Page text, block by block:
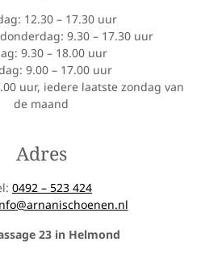
12.30 – 17.30 uur
9.30 – 17.30 uur
9.30 – 18.00 uur
9.00 – 17.00 uur
uur, iedere laatste zondag van
de maand
Adres
0492 – 523 424
23 in Helmond